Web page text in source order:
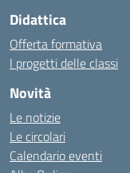
Didattica
Offerta formativa
I progetti delle classi
Novità
Le notizie
Le circolari
Calendario eventi